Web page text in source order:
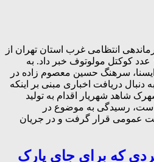
انتظامی غرب استان تهران از
دستگیری مادر و دختری با ۱۰ عدد کوکتل مولوتوف خبر داد. به
سرهنگ حسین معصوم زاده در
دریافت اخباری مبنی بر اینکه
شاهد شهریار اقدام به تولید
رسیدگی به موضوع در
عمومی قرار گرفت و در جریان
۲ ساله مردی که برای جای پارک